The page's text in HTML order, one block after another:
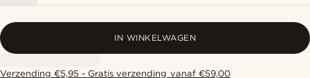
IN WINKELWAGEN
Verzending €5,95 - Gratis verzending vanaf €59,00